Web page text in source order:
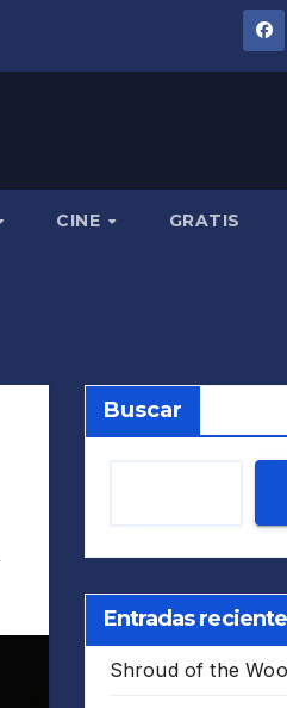
CINE GRATIS
Buscar
Entradas
Shroud of the